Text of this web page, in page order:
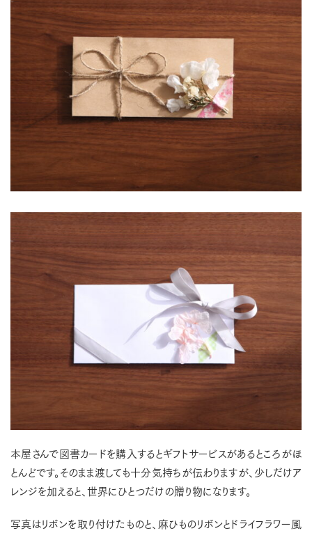
本屋さんで図書カードを購入するとギフトサービスがあるところがほ
とんどです。そのまま渡しても十分気持ちが伝わりますが、少しだけア
レンジを加えると、世界にひとつだけの贈り物になります。
写真はリボンを取り付けたものと、麻ひものリボンとドライフラワー風